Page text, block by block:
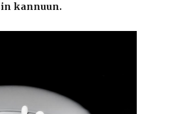
kannuun.